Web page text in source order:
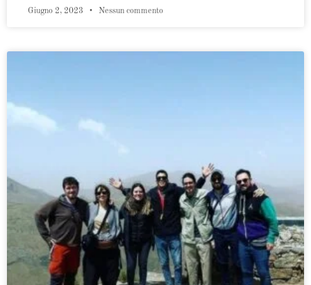
Giugno 2, 2023 Nessun commento